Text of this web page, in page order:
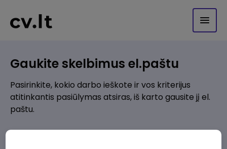
Gaukite skelbimus el.paštu
Pasirinkite, kokio darbo ieškote ir vos kriterijus
atitinkantis pasiūlymas atsiras, iš karto gausite jį el.
paštu.